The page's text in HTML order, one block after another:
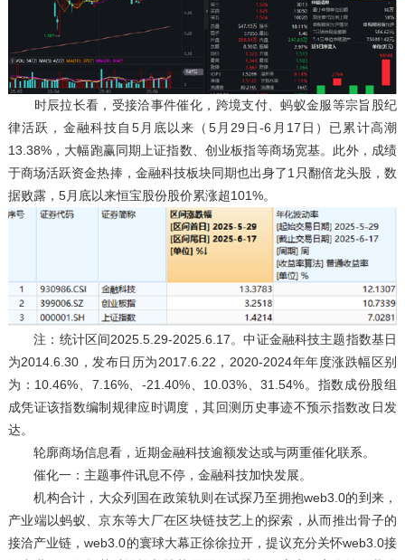
时辰拉长看，受接洽事件催化，跨境支付、蚂蚁金服等宗旨股纪
律活跃，金融科技自5月底以来（5月29日-6月17日）已累计高潮
13.38%，大幅跑赢同期上证指数、创业板指等商场宽基。此外，成绩
于商场活跃资金热捧，金融科技板块同期也出身了1只翻倍龙头股，数
据败露，5月底以来恒宝股份股价累涨超101%。
注：统计区间2025.5.29-2025.6.17。中证金融科技主题指数基日
为2014.6.30，发布日历为2017.6.22，2020-2024年年度涨跌幅区别
为：10.46%、7.16%、-21.40%、10.03%、31.54%。指数成份股组
成凭证该指数编制规律应时调度，其回测历史事迹不预示指数改日发
达。
轮廓商场信息看，近期金融科技逾额发达或与两重催化联系。
催化一：主题事件讯息不停，金融科技加快发展。
机构合计，大众列国在政策轨则在试探乃至拥抱web3.0的到来，
产业端以蚂蚁、京东等大厂在区块链技艺上的探索，从而推出骨子的
接洽产业链，web3.0的寰球大幕正徐徐拉开，提议充分关怀web3.0接